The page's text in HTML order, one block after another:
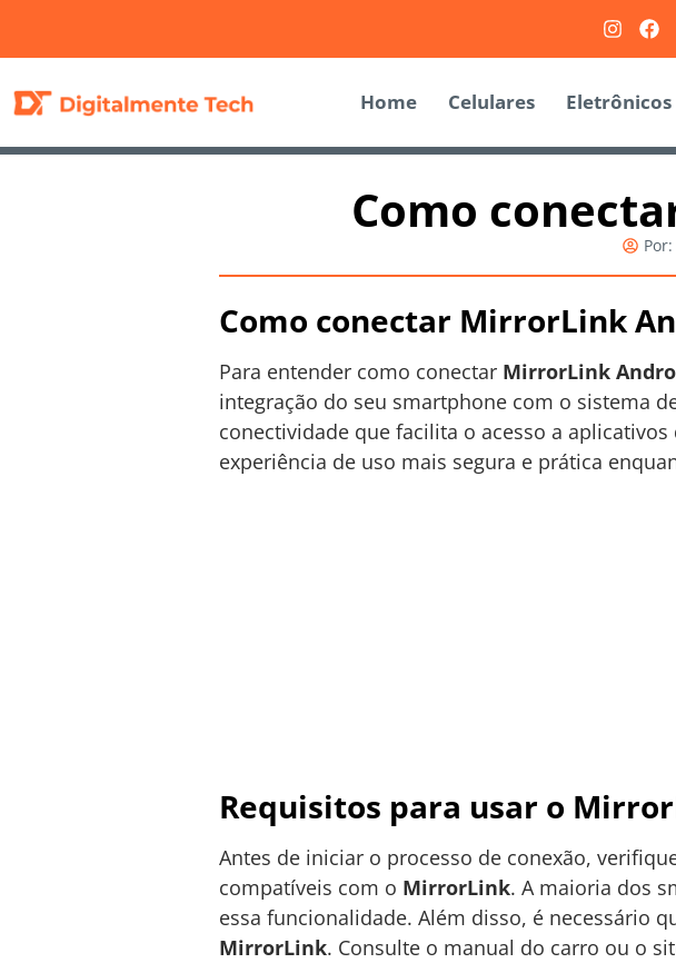
Home Celulares Eletrônicos
Como
Por:
Como conectar MirrorLink
Para entender como conectar MirrorLink
integração do seu smartphone com o sistema
conectividade que facilita o acesso a
experiência de uso mais segura e prática
Requisitos para usar o
Antes de iniciar o processo de conexão,
compatíveis com o MirrorLink. A maioria dos
essa funcionalidade. Além disso, é necessário
MirrorLink. Consulte o manual do carro ou o